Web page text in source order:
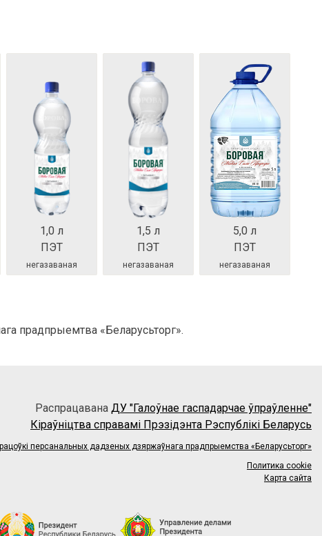
1,0 л
ПЭТ
негазаваная
1,5 л
ПЭТ
негазаваная
5,0 л
ПЭТ
негазаваная
прадпрыемтва «Беларусьторг».
Распрацавана ДУ "Галоўнае гаспадарчае ўпраўленне"
Кіраўніцтва справамі Прэзідэнта Рэспублікі Беларусь
персанальных дадзеных дзяржаўнага прадпрыемства «Беларусьторг»
Политика cookie
Карта сайта